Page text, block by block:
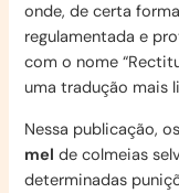
onde, de certa
regulamentada e
com o nome
uma tradução mais
Nessa publicação,
mel de colmeias
determinadas